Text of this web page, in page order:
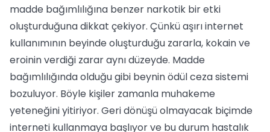
madde bağımlılığına benzer narkotik bir etki
oluşturduğuna dikkat çekiyor. Çünkü aşırı internet
kullanımının beyinde oluşturduğu zararla, kokain ve
eroinin verdiği zarar aynı düzeyde. Madde
bağımlılığında olduğu gibi beynin ödül ceza sistemi
bozuluyor. Böyle kişiler zamanla muhakeme
yeteneğini yitiriyor. Geri dönüşü olmayacak biçimde
interneti kullanmaya başlıyor ve bu durum hastalık